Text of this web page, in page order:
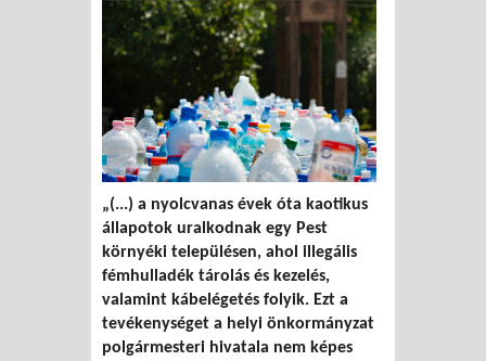
„(...) a nyolcvanas évek óta kaotikus
állapotok uralkodnak egy Pest
környéki településen, ahol illegális
fémhulladék tárolás és kezelés,
valamint kábelégetés folyik. Ezt a
tevékenységet a helyi önkormányzat
polgármesteri hivatala nem képes